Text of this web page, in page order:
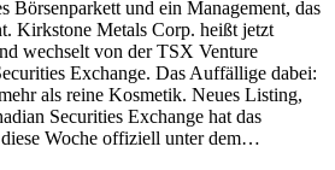
Börsenparkett und ein Management, das
Kirkstone Metals Corp. heißt jetzt
wechselt von der TSX Venture
Exchange. Das Auffällige dabei:
als reine Kosmetik. Neues Listing,
Securities Exchange hat das
Woche offiziell unter dem…